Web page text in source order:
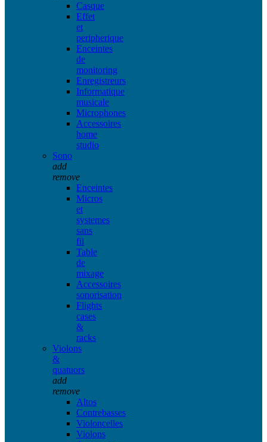
Casque
Effet
et
peripherique
Enceintes
de
monitoring
Enregistreurs
Informatique
musicale
Microphones
Accessoires
home
studio
Sono
add
remove
Enceintes
Micros
et
systemes
sans
fil
Table
de
mixage
Accessoires
sonorisation
Flights
cases
&
racks
Violons
&
quatuors
add
remove
Altos
Contrebasses
Violoncelles
Violons